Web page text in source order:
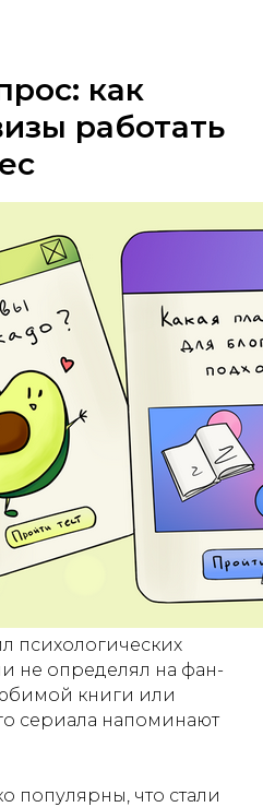
как
работать
психологических
не определял на фан-
книги или
сериала напоминают
популярны, что стали